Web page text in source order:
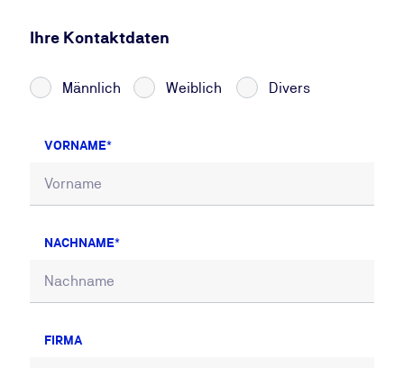
Ihre Kontaktdaten
Männlich Weiblich Divers
VORNAME
NACHNAME
FIRMA